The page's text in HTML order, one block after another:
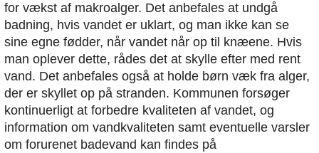
for vækst af makroalger. Det anbefales at undgå
badning, hvis vandet er uklart, og man ikke kan se
sine egne fødder, når vandet når op til knæene. Hvis
man oplever dette, rådes det at skylle efter med rent
vand. Det anbefales også at holde børn væk fra alger,
der er skyllet op på stranden. Kommunen forsøger
kontinuerligt at forbedre kvaliteten af vandet, og
information om vandkvaliteten samt eventuelle varsler
om forurenet badevand kan findes på